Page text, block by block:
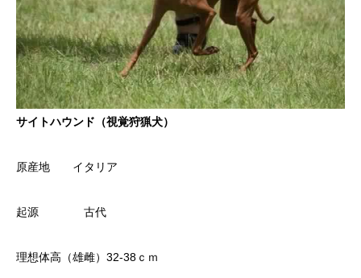
サイトハウンド（視覚狩猟犬）
原産地 イタリア
起源 古代
理想体高（雄雌）32-38ｃｍ